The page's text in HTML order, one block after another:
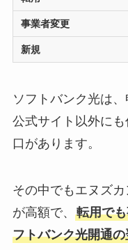
事業者変更
新規
ソフトバンク光は
公式サイト以外に
口があります。
その中でもエヌズ
が高額で、 転用で
フトバンク光開通